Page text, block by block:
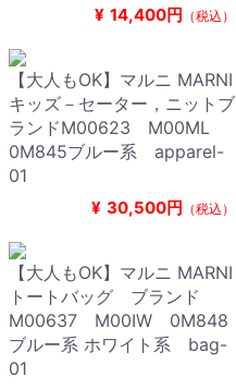
¥ 14,400円 （税込）
【大人もOK】マルニ MARNI
キッズ－セーター，ニットブ
ランドM00623 M00ML
0M845ブルー系 apparel-
01
¥ 30,500円 （税込）
【大人もOK】マルニ MARNI
トートバッグ ブランド
M00637 M00IW 0M848
ブルー系 ホワイト系 bag-
01